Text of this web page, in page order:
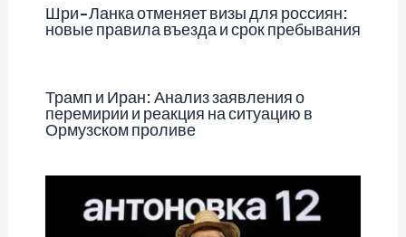
Шри-Ланка отменяет визы для россиян:
новые правила въезда и срок пребывания
Трамп и Иран: Анализ заявления о
перемирии и реакция на ситуацию в
Ормузском проливе